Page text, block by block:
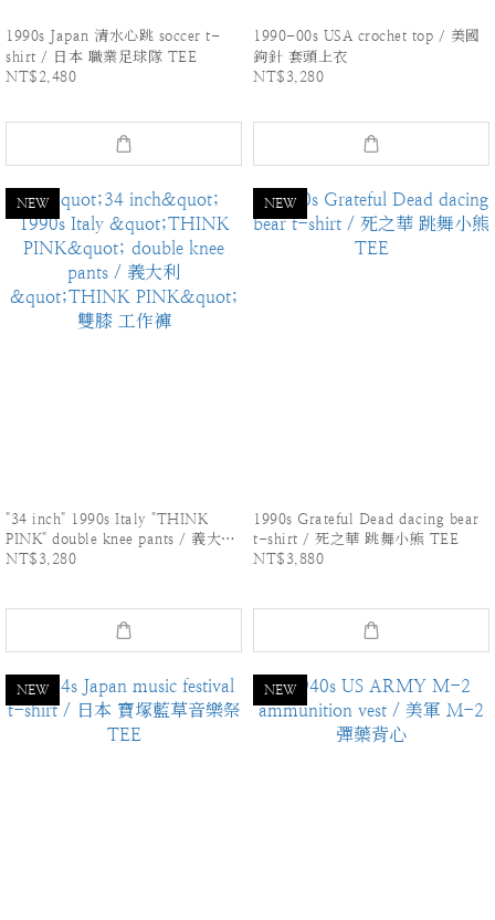
1990s Japan 清水心跳 soccer t-
shirt / 日本 職業足球隊 TEE
NT$2,480
1990-00s USA crochet top / 美國
鉤針 套頭上衣
NT$3,280
NEW
"34 inch" 1990s Italy "THINK
PINK" double knee pants / 義大利
"THINK PINK" 雙膝 工作褲
NT$3,280
NEW
1990s Grateful Dead dacing bear
t-shirt / 死之華 跳舞小熊 TEE
NT$3,880
NEW NEW